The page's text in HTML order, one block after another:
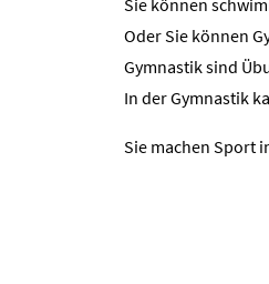
Sie können
Oder Sie können
Gymnastik sind
In der Gymnastik
Sie machen Sport